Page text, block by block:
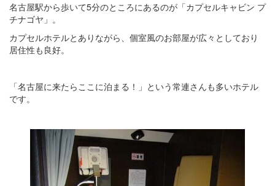
名古屋駅から歩いて5分のところにあるのが「カプセルキャビン プ
チナゴヤ」。
カプセルホテルとありながら、個室風のお部屋が広々としており
居住性も良好。
「名古屋に来たらここに泊まる！」という常連さんも多いホテル
です。